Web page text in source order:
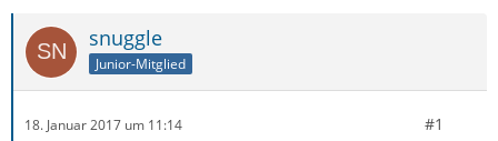
snuggle
Junior-Mitglied
18. Januar 2017 um 11:14 #1